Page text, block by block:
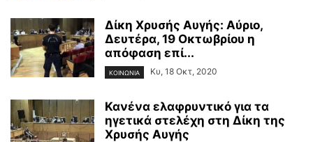
Δίκη Χρυσής Αυγής: Αύριο,
Δευτέρα, 19 Οκτωβρίου η
απόφαση επί...
ΚΟΙΝΩΝΙΑ Κυ, 18 Οκτ, 2020
Κανένα ελαφρυντικό για τα
ηγετικά στελέχη στη Δίκη της
Χρυσής Αυγής